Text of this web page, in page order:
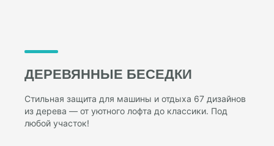
ДЕРЕВЯННЫЕ БЕСЕДКИ
Стильная защита для машины и отдыха 67 дизайнов
из дерева — от уютного лофта до классики. Под
любой участок!